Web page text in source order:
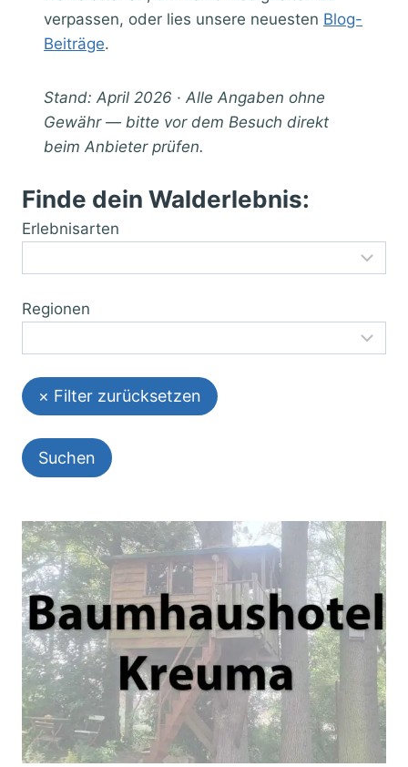
verpassen, oder lies unsere neuesten Blog-
Beiträge.
Stand: April 2026 · Alle Angaben ohne
Gewähr — bitte vor dem Besuch direkt
beim Anbieter prüfen.
Finde dein Walderlebnis:
Erlebnisarten
Regionen